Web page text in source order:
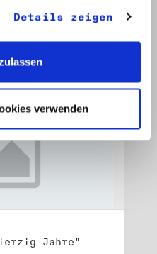
Details zeigen
verwenden
Jahre"